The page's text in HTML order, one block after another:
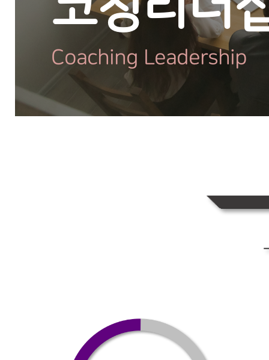
Coaching Leadership